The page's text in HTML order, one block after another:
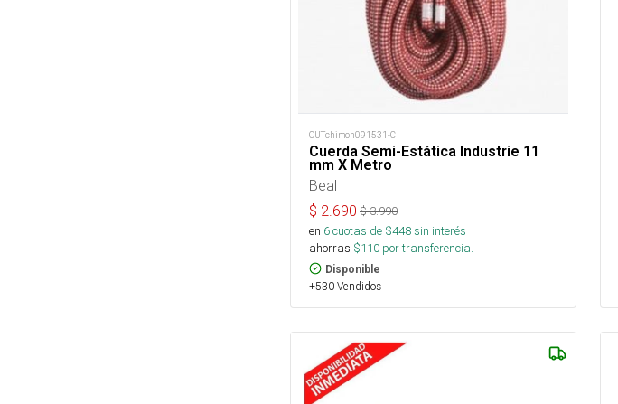
OUTchimon091531-C
Cuerda Semi-Estática Industrie 11
mm X Metro
Beal
$ 2.690 $3.990
en 6cuotas de $448sin interés
ahorras $110 por transferencia.
Disponible
+530 Vendidos